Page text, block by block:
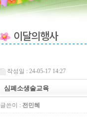
이달의행사
작성일 : 24-05-17 14:27
심폐소생술교육
글쓴이 : 전민혜